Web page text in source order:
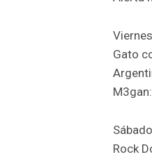
Gato
Rock